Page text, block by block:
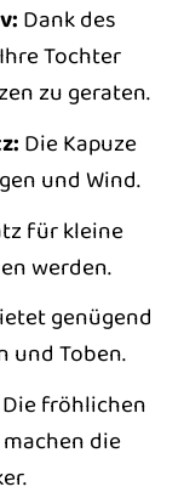
Dank des
Tochter
zu geraten.
Die Kapuze
und Wind.
für kleine
werden.
genügend
und Toben.
Die fröhlichen
die